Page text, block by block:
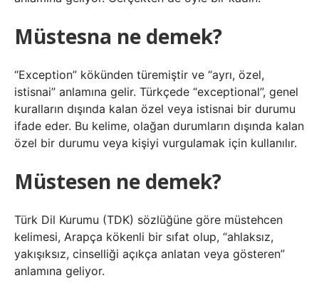
Müstesna ne demek?
“Exception” kökünden türemiştir ve “ayrı, özel,
istisnai” anlamına gelir. Türkçede “exceptional”, genel
kuralların dışında kalan özel veya istisnai bir durumu
ifade eder. Bu kelime, olağan durumların dışında kalan
özel bir durumu veya kişiyi vurgulamak için kullanılır.
Müstesen ne demek?
Türk Dil Kurumu (TDK) sözlüğüne göre müstehcen
kelimesi, Arapça kökenli bir sıfat olup, “ahlaksız,
yakışıksız, cinselliği açıkça anlatan veya gösteren”
anlamına geliyor.